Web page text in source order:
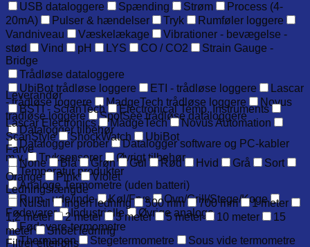
USB dataloggere
Spænding Strøm
Process (4-
20mA)
Pulser & hændelser Tryk
Rumføler loggere
Vandniveau
Væskelækage
Vibrationer - bevægelse -
stød
Vind pH LYS CO / CO2
Strain Gauge -
Bridge
Trådløse dataloggere
UbiBot trådløse loggere
ETI - trådløse loggere
Lascar
- trådløse loggere
MadgeTech trådløse loggere
Novus
trådløse loggere
SpotSee trådløse dataloggere
Datalogger tilbehør
Datalogger prober
Datalogger software og PC-kabler
m.v.
Tryksensorer
Øvrigt tilbehør
Temperatur produkter
Analoge Termometre (uden batteri)
Rum - ude/inde
Køl/Frys
Ovn/Grill/Stege/Koge
Fødevarer
Industrielle
Øvrige analoge
Fødevare-termometre
Thermapen
Stegetermometre
Sous vide termometre
Leverandør
BSTI - ScianTech
Electronical Temp. Instruments
Lascar Electronics
MadgeTech
Novus Automation
ScanStyle
ShockWatch
UbiBot
Farve
None
Blå Grøn Gul Rød Hvid Grå
Sort
Orange
Pink
Violet
Ledningslængde
Nulstil
Ingen ledning 500 mm 700 mm
1 meter
1,2 meter
2 meter 3 meter 5 meter 10 meter
15
meter
Snoet ledning
Filtrer efter pris